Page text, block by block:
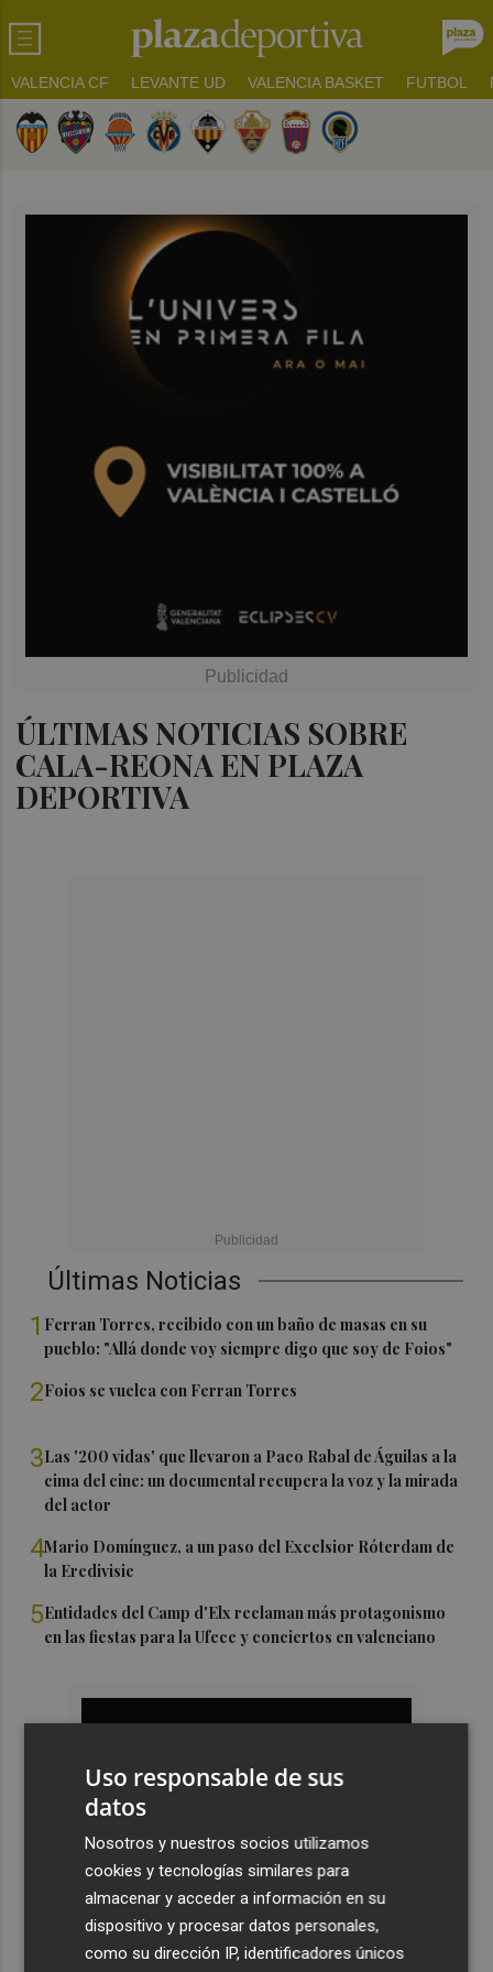
VALENCIA CF LEVANTE UD VALENCIA BASKET FUTBOL
ÚLTIMAS NOTICIAS SOBRE
CALA-REONA EN PLAZA
DEPORTIVA
Últimas Noticias
1 Ferran Torres, recibido con un baño de masas en su
pueblo: "Allá donde voy siempre digo que soy de Foios"
2Foios se vuelca con Ferran Torres
3Las '200 vidas' que llevaron a Paco Rabal de Águilas a la
cima del cine: un documental recupera la voz y la mirada
del actor
4Mario Domínguez, a un paso del Excelsior Róterdam de
la Eredivisie
5Entidades del Camp d'Elx reclaman más protagonismo
en las fiestas para la Ufece y conciertos en valenciano
Uso responsable de sus
datos
Nosotros y nuestros socios utilizamos
cookies y tecnologías similares para
almacenar y acceder a información en su
dispositivo y procesar datos personales,
como su dirección IP, identificadores únicos